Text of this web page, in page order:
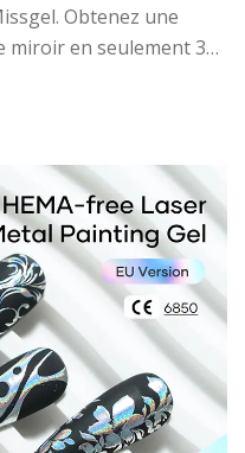
Obtenez une
en seulement 3
cette
impeccable qui